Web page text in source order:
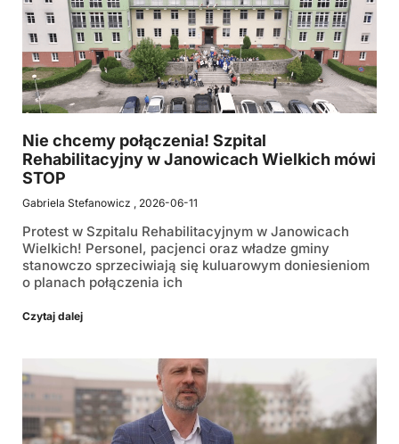
Nie chcemy połączenia! Szpital
Rehabilitacyjny w Janowicach Wielkich mówi
STOP
Gabriela Stefanowicz 2026-06-11
Protest w Szpitalu Rehabilitacyjnym w Janowicach
Wielkich! Personel, pacjenci oraz władze gminy
stanowczo sprzeciwiają się kuluarowym doniesieniom
o planach połączenia ich
Czytaj dalej